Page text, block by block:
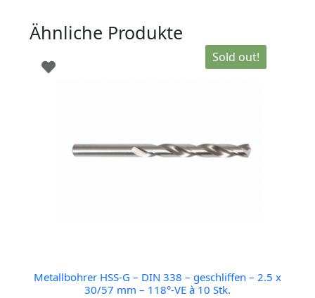
Ähnliche Produkte
Sold out!
Metallbohrer HSS-G – DIN 338 – geschliffen – 2.5 x
30/57 mm – 118°-VE à 10 Stk.